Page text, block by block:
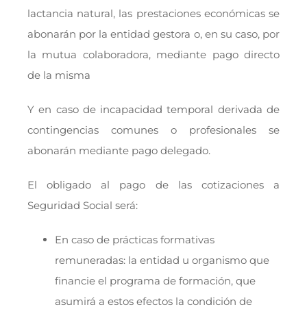
lactancia natural, las prestaciones económicas se
abonarán por la entidad gestora o, en su caso, por
la mutua colaboradora, mediante pago directo
de la misma
Y en caso de incapacidad temporal derivada de
contingencias comunes o profesionales se
abonarán mediante pago delegado.
El obligado al pago de las cotizaciones a
Seguridad Social será:
En caso de prácticas formativas
remuneradas: la entidad u organismo que
financie el programa de formación, que
asumirá a estos efectos la condición de